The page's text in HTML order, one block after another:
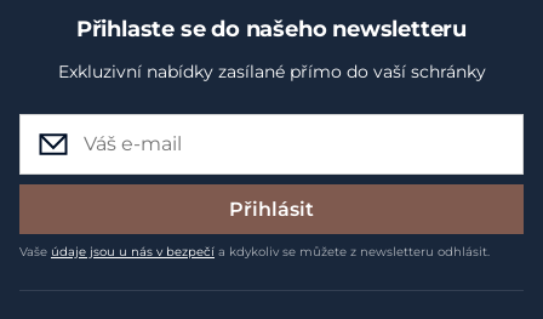
Přihlaste se do našeho newsletteru
Exkluzivní nabídky zasílané přímo do vaší schránky
Přihlásit
Vaše údaje jsou u nás v bezpečí a kdykoliv se můžete z newsletteru odhlásit.